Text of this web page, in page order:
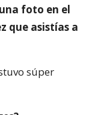
foto en el
que asistías a
súper